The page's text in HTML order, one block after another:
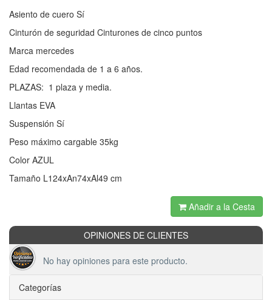
Asiento de cuero Sí
Cinturón de seguridad Cinturones de cinco puntos
Marca mercedes
Edad recomendada de 1 a 6 años.
PLAZAS: 1 plaza y media.
Llantas EVA
Suspensión Sí
Peso máximo cargable 35kg
Color AZUL
Tamaño L124xAn74xAl49 cm
Añadir a la Cesta
OPINIONES DE CLIENTES
No hay opiniones para este producto.
Categorías